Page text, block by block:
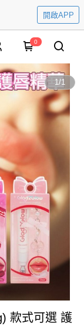
開啟APP
0
1/1
款式可選 護